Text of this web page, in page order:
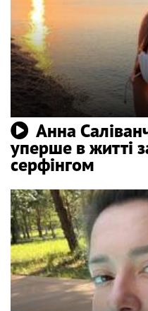
Анна
уперше в житті
серфінгом